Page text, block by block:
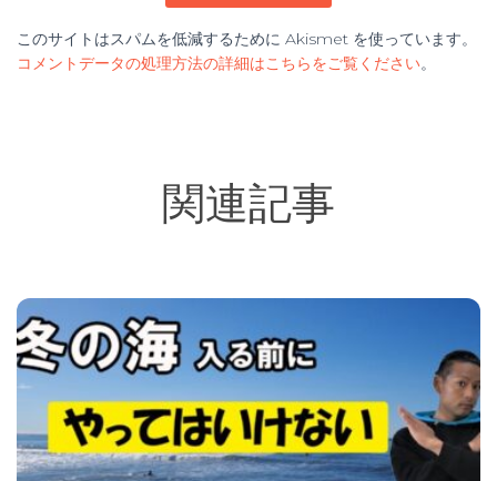
このサイトはスパムを低減するために Akismet を使っています。
コメントデータの処理方法の詳細はこちらをご覧ください。
関連記事